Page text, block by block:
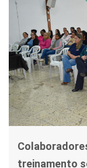
treinamento